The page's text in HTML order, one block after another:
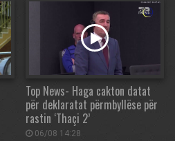
Top News- Haga cakton datat
për deklaratat përmbyllëse për
rastin ‘Thaçi 2’
06/08 14:28